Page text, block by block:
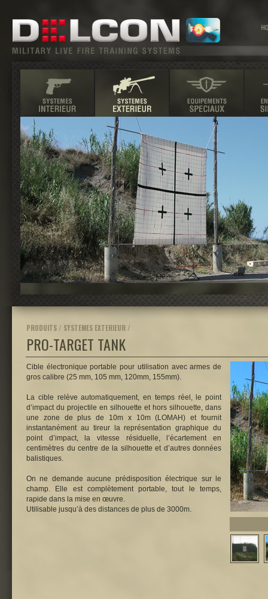
PRODUITS / SYSTEMES EXTERIEUR /
PRO-TARGET TANK
Cible électronique portable pour utilisation avec armes de
gros calibre (25 mm, 105 mm, 120mm, 155mm).
La cible relève automatiquement, en temps réel, le point
d’impact du projectile en silhouette et hors silhouette, dans
une zone de plus de 10m x 10m (LOMAH) et fournit
instantanément au tireur la représentation graphique du
point d’impact, la vitesse résiduelle, l’écartement en
centimètres du centre de la silhouette et d’autres données
balistiques.
On ne demande aucune prédisposition électrique sur le
champ. Elle est complètement portable, tout le temps,
rapide dans la mise en œuvre.
Utilisable jusqu’à des distances de plus de 3000m.